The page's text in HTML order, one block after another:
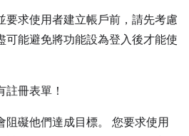
要求使用者建立帳戶前，請先考慮
可能避免將功能設為登入後才能使
冊表單！
阻礙他們達成目標。 您要求使用